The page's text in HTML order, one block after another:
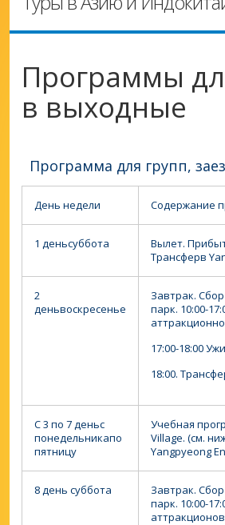
Программы
в выходные
Программа для групп,
День недели Содержание
1 деньсуббота
Вылет.
Трансферв
2
деньвоскресенье
Завтрак.
парк. 10:00-
17:00-18:00
18:00.
С 3 по 7 деньс
понедельникапо
пятницу
Учебная
Village. (см.
Yangpyeong
8 день суббота Завтрак.
парк. 10:00-